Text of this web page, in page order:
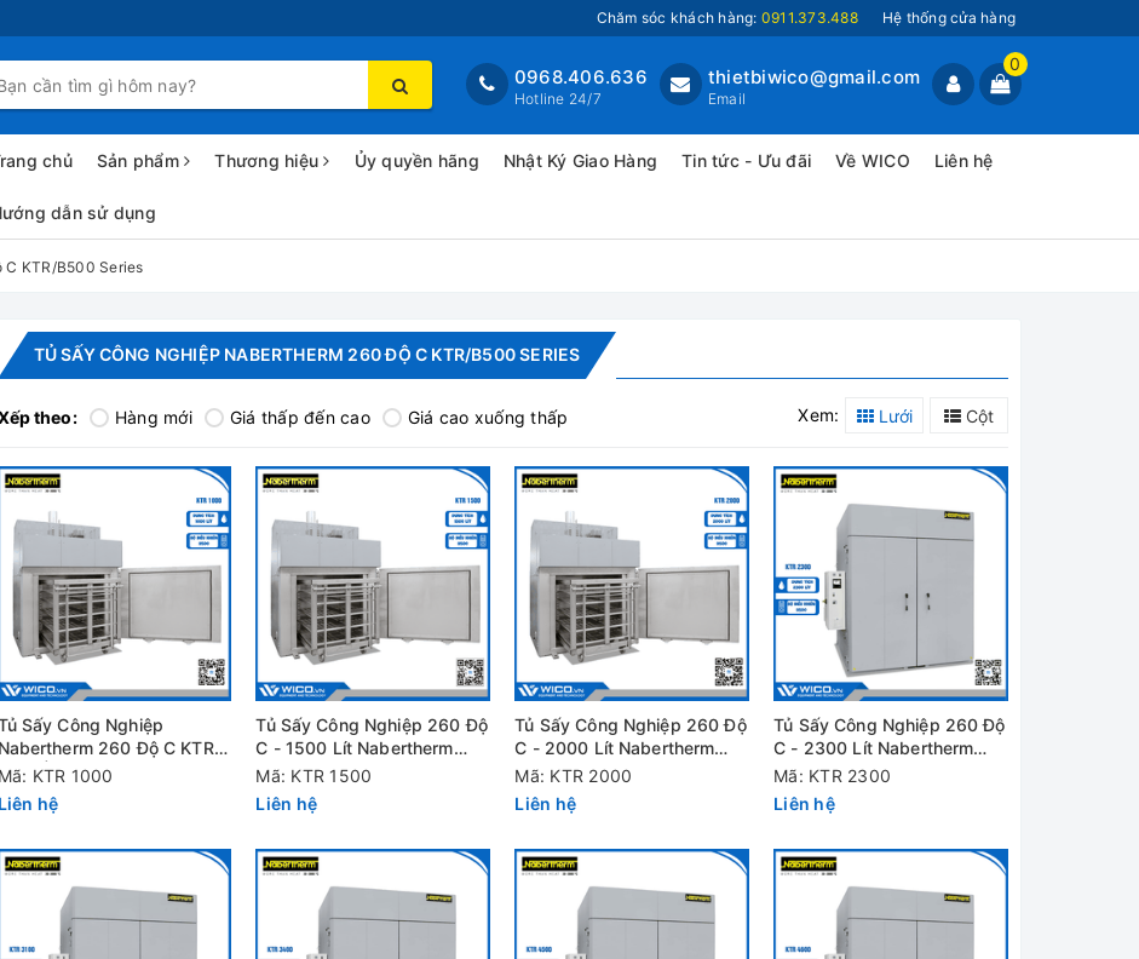
Chăm sóc khách hàng: 0911.373.488 Hệ thống cửa hàng
0
thietbiwico@gmail.com
Email
0968.406.636
Hotline 24/7
chủ Sản phẩm Thương hiệu Ủy quyền hãng Nhật Ký Giao Hàng Tin tức - Ưu đãi Về WICO Liên hệ
dẫn sử dụng
KTR/B500 Series
TỦ SẤY CÔNG NGHIỆP NABERTHERM 260 ĐỘ C KTR/B500 SERIES
theo: Hàng mới Giá thấp đến cao Giá cao xuống thấp Xem: Lưới Cột
Sấy Công Nghiệp
Nabertherm 260 Độ C KTR
1000 | 1000 Lít - B500
Mã: KTR 1000
Liên hệ
Tủ Sấy Công Nghiệp 260 Độ
C - 1500 Lít Nabertherm
KTR 1500/B500
Mã: KTR 1500
Liên hệ
Tủ Sấy Công Nghiệp 260 Độ
C - 2000 Lít Nabertherm
KTR 2000/B500
Mã: KTR 2000
Liên hệ
Tủ Sấy Công Nghiệp 260 Độ
C - 2300 Lít Nabertherm
KTR 2300/B500
Mã: KTR 2300
Liên hệ